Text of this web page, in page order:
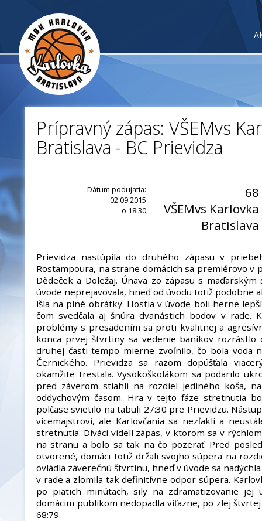
Prípravný zápas: VŠEMvs
Bratislava - BC Prievidza
Dátum podujatia:
02.09.2015
o 18:30
68
VŠEMvs Karlovka
Bratislava
Prievidza nastúpila do druhého zápasu v
Rostampoura, na strane domácich sa premiérovo v
Dědeček a Doležaj. Únava zo zápasu s
úvode neprejavovala, hneď od úvodu totiž podobne
išla na plné obrátky. Hostia v úvode boli herne
čom svedčala aj šnúra dvanástich bodov v rade.
problémy s presadením sa proti kvalitnej a
konca prvej štvrtiny sa vedenie baníkov rozrástlo
druhej časti tempo mierne zvoľnilo, čo bola voda
Černického. Prievidza sa razom dopúšťala
okamžite trestala. Vysokoškolákom sa podarilo
pred záverom stiahli na rozdiel jediného koša,
oddychovým časom. Hra v tejto fáze stretnutia
polčase svietilo na tabuli 27:30 pre Prievidzu.
vicemajstrovi, ale Karlovčania sa nezľakli a
stretnutia. Diváci videli zápas, v ktorom sa v
na stranu a bolo sa tak na čo pozerať. Pred
otvorené, domáci totiž držali svojho súpera na
ovládla záverečnú štvrtinu, hneď v úvode sa
v rade a zlomila tak definitívne odpor súpera.
po piatich minútach, sily na zdramatizovanie jej
domácim publikom nedopadla víťazne, po zlej
68:79.